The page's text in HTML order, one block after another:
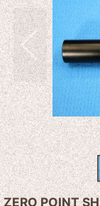
ZERO POINT